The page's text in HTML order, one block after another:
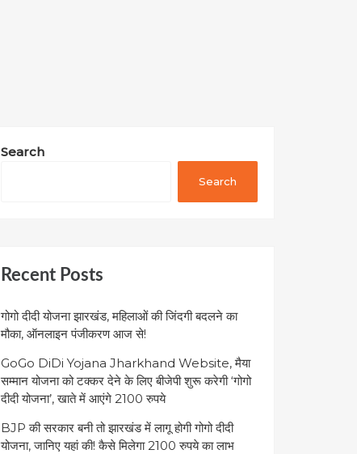
Search
Search
Recent Posts
गोगो दीदी योजना झारखंड, महिलाओं की जिंदगी बदलने का
मौका, ऑनलाइन पंजीकरण आज से!
GoGo DiDi Yojana Jharkhand Website, मैया
सम्मान योजना को टक्कर देने के लिए बीजेपी शुरू करेगी ‘गोगो
दीदी योजना’, खाते में आएंगे 2100 रुपये
BJP की सरकार बनी तो झारखंड में लागू होगी गोगो दीदी
योजना, जानिए यहां की! कैसे मिलेगा 2100 रुपये का लाभ